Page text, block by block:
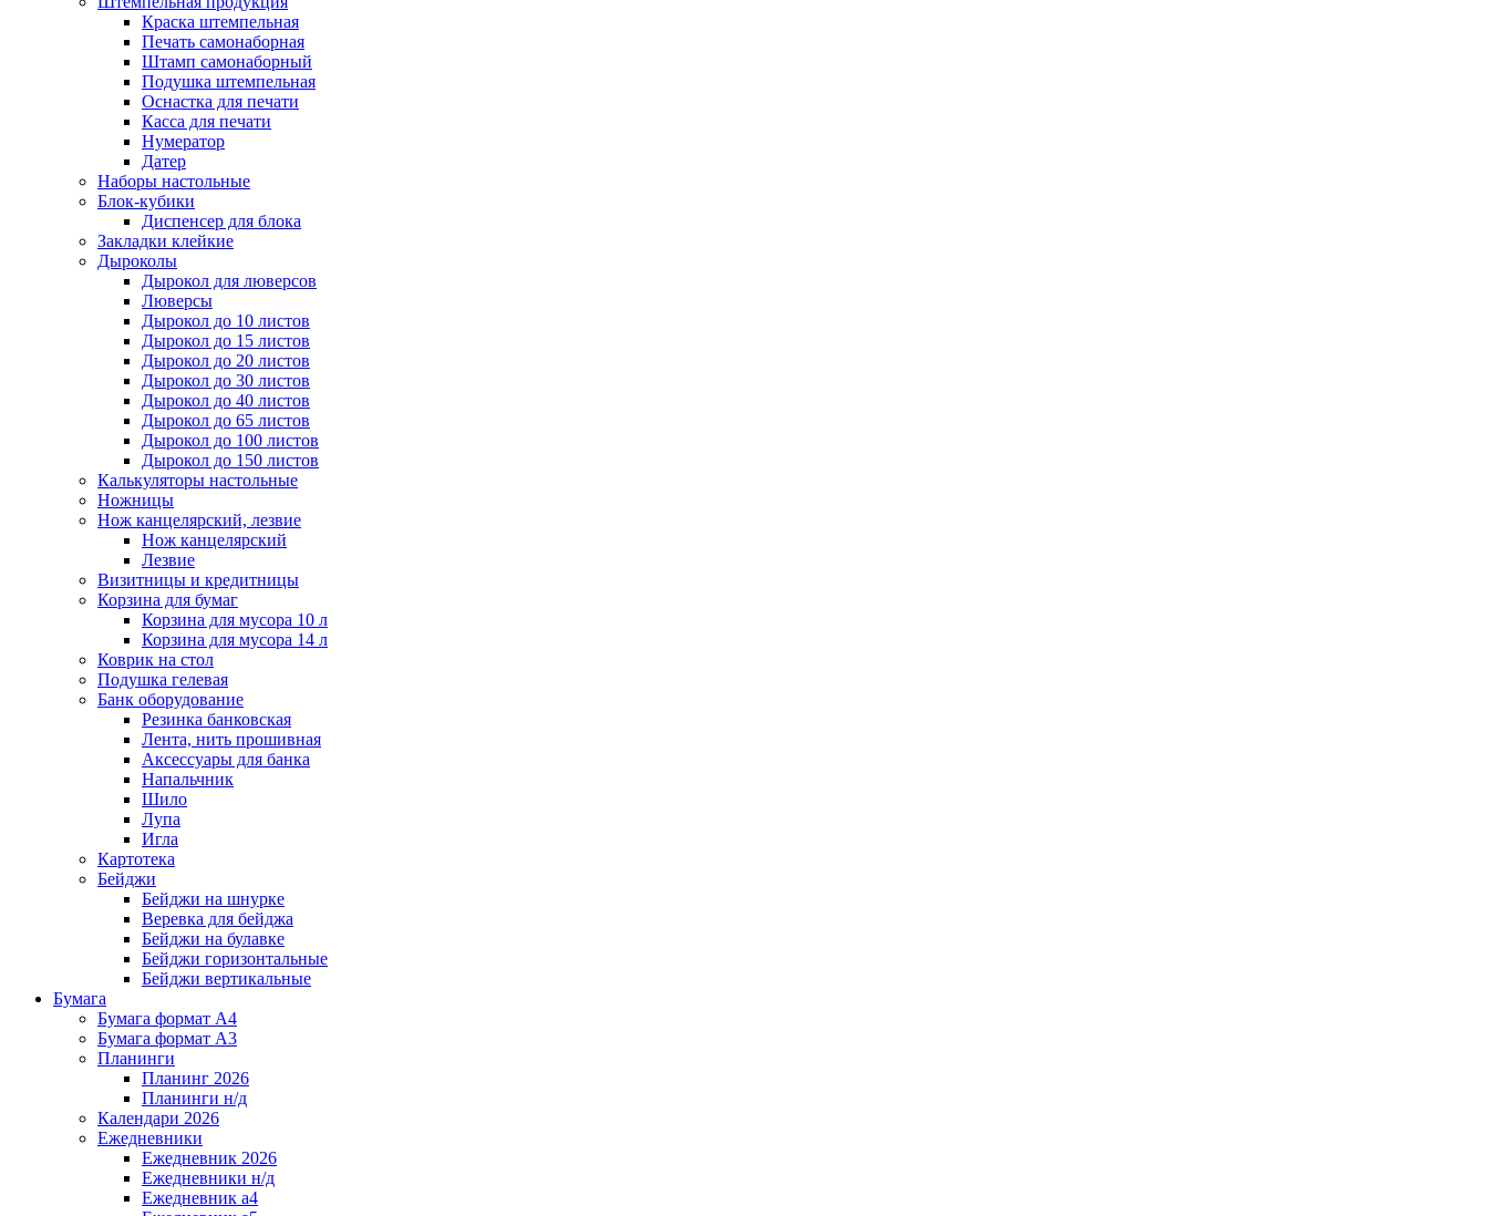
Краска штемпельная
Печать самонаборная
Штамп самонаборный
Подушка штемпельная
Оснастка для печати
Касса для печати
Нумератор
Датер
Наборы настольные
Блок-кубики
Диспенсер для блока
Закладки клейкие
Дыроколы
Дырокол для люверсов
Люверсы
Дырокол до 10 листов
Дырокол до 15 листов
Дырокол до 20 листов
Дырокол до 30 листов
Дырокол до 40 листов
Дырокол до 65 листов
Дырокол до 100 листов
Дырокол до 150 листов
Калькуляторы настольные
Ножницы
Нож канцелярский, лезвие
Нож канцелярский
Лезвие
Визитницы и кредитницы
Корзина для бумаг
Корзина для мусора 10 л
Корзина для мусора 14 л
Коврик на стол
Подушка гелевая
Банк оборудование
Резинка банковская
Лента, нить прошивная
Аксессуары для банка
Напальчник
Шило
Лупа
Игла
Картотека
Бейджи
Бейджи на шнурке
Веревка для бейджа
Бейджи на булавке
Бейджи горизонтальные
Бейджи вертикальные
Бумага
Бумага формат А4
Бумага формат А3
Планинги
Планинг 2026
Планинги н/д
Календари 2026
Ежедневники
Ежедневник 2026
Ежедневники н/д
Ежедневник а4